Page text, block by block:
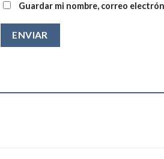
Guardar mi nombre, correo